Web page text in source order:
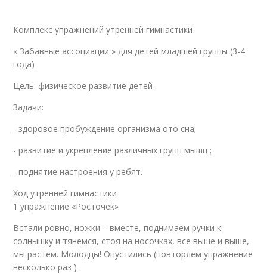
Комплекс упражнений утренней гимнастики
« Забавные ассоциации » для детей младшей группы (3-4
года)
Цель: физическое развитие детей .
Задачи:
- здоровое пробуждение организма ото сна;
- развитие и укрепление различных групп мышц ;
- поднятие настроения у ребят.
Ход утренней гимнастики
1 упражнение «Росточек»
Встали ровно, ножки – вместе, поднимаем ручки к
солнышку и тянемся, стоя на носочках, все выше и выше,
мы растем. Молодцы! Опустились (повторяем упражнение
несколько раз ) .